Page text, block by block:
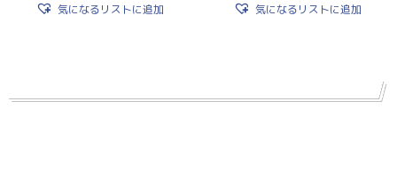
気になるリストに追加 気になるリストに追加